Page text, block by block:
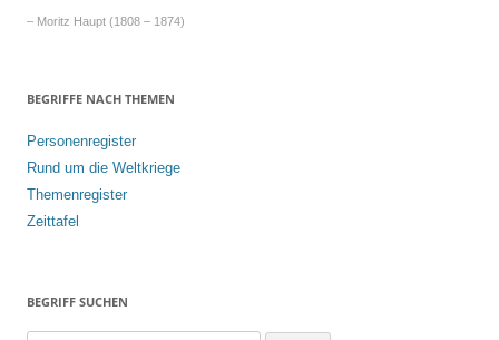
– Moritz Haupt (1808 – 1874)
BEGRIFFE NACH THEMEN
Personenregister
Rund um die Weltkriege
Themenregister
Zeittafel
BEGRIFF SUCHEN